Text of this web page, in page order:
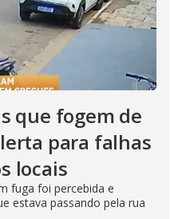
que fogem de
para falhas
locais
fuga foi percebida e
estava passando pela rua